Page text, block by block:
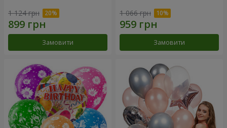
1 124 грн
Замовити
1 066 грн
Замовити